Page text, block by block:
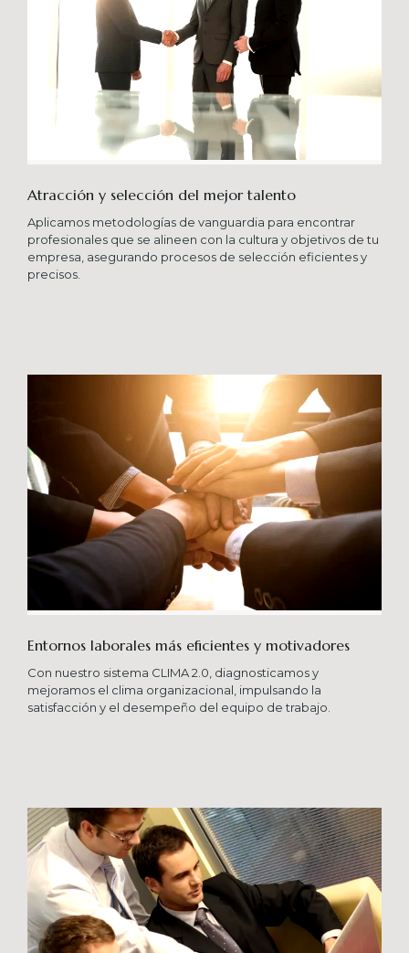
Atracción y selección del mejor talento
Aplicamos metodologías de vanguardia para encontrar
profesionales que se alineen con la cultura y objetivos de tu
empresa, asegurando procesos de selección eficientes y
precisos.
Entornos laborales más eficientes y motivadores
Con nuestro sistema CLIMA 2.0, diagnosticamos y
mejoramos el clima organizacional, impulsando la
satisfacción y el desempeño del equipo de trabajo.